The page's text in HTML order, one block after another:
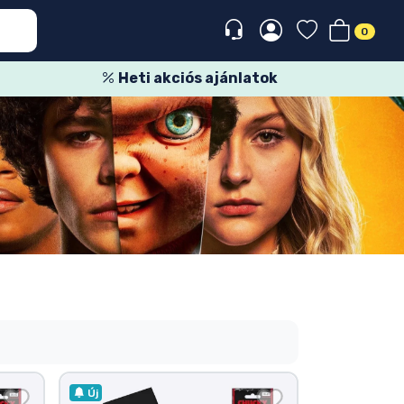
0
Heti akciós ajánlatok
Új